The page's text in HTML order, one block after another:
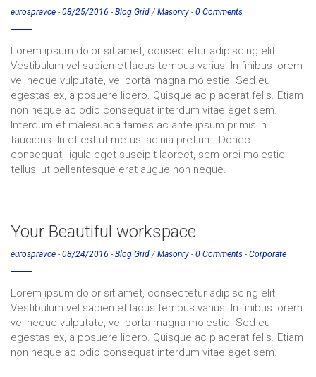
eurospravce - 08/25/2016 - Blog Grid / Masonry - 0 Comments
Lorem ipsum dolor sit amet, consectetur adipiscing elit.
Vestibulum vel sapien et lacus tempus varius. In finibus lorem
vel neque vulputate, vel porta magna molestie. Sed eu
egestas ex, a posuere libero. Quisque ac placerat felis. Etiam
non neque ac odio consequat interdum vitae eget sem.
Interdum et malesuada fames ac ante ipsum primis in
faucibus. In et est ut metus lacinia pretium. Donec
consequat, ligula eget suscipit laoreet, sem orci molestie
tellus, ut pellentesque erat augue non neque.
Your Beautiful workspace
eurospravce - 08/24/2016 - Blog Grid / Masonry - 0 Comments - Corporate
Lorem ipsum dolor sit amet, consectetur adipiscing elit.
Vestibulum vel sapien et lacus tempus varius. In finibus lorem
vel neque vulputate, vel porta magna molestie. Sed eu
egestas ex, a posuere libero. Quisque ac placerat felis. Etiam
non neque ac odio consequat interdum vitae eget sem.